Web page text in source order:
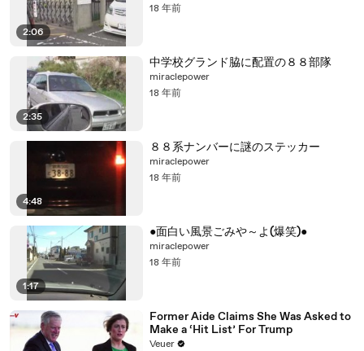
2:06
18 年前
2:35
中学校グランド脇に配置の８８部隊
miraclepower
18 年前
4:48
８８系ナンバーに謎のステッカー
miraclepower
18 年前
1:17
●面白い風景ごみや～よ(爆笑)●
miraclepower
18 年前
Former Aide Claims She Was Asked to
Make a ‘Hit List’ For Trump
Veuer